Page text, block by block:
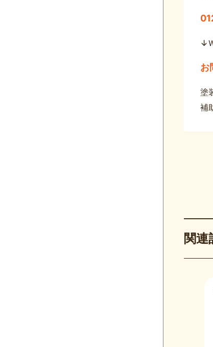
↓
お
塗
補
関連